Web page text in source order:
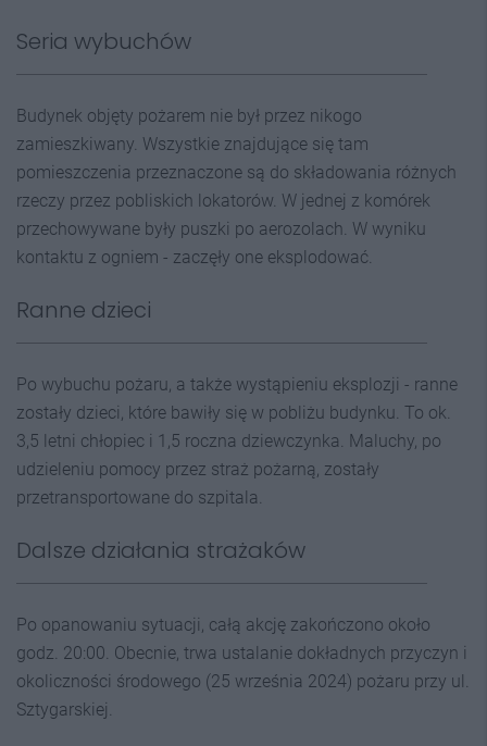
Seria wybuchów
Budynek objęty pożarem nie był przez nikogo
zamieszkiwany. Wszystkie znajdujące się tam
pomieszczenia przeznaczone są do składowania różnych
rzeczy przez pobliskich lokatorów. W jednej z komórek
przechowywane były puszki po aerozolach. W wyniku
kontaktu z ogniem - zaczęły one eksplodować.
Ranne dzieci
Po wybuchu pożaru, a także wystąpieniu eksplozji - ranne
zostały dzieci, które bawiły się w pobliżu budynku. To ok.
3,5 letni chłopiec i 1,5 roczna dziewczynka. Maluchy, po
udzieleniu pomocy przez straż pożarną, zostały
przetransportowane do szpitala.
Dalsze działania strażaków
Po opanowaniu sytuacji, całą akcję zakończono około
godz. 20:00. Obecnie, trwa ustalanie dokładnych przyczyn i
okoliczności środowego (25 września 2024) pożaru przy ul.
Sztygarskiej.